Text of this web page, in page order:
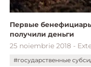
Первые
получили деньги
25 noiembrie 2018 -
#государственные